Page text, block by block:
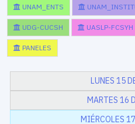
UNAM_ENTS
UDG-CUCSH UASLP-FCSYH
PANELES
LUNES 15
MARTES 16
MIÉRCOLES